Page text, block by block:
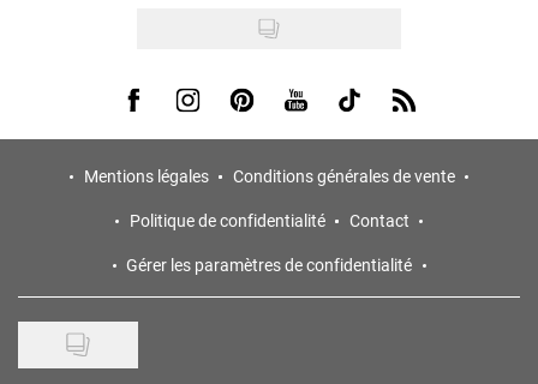
Visit us on Facebook
Visit us on Instagram
Visit us on Pinterest
Visit us on Youtube
Visit us on Tiktok
Visit us on Rss
Mentions légales
Conditions générales de vente
Politique de confidentialité
Contact
Gérer les paramètres de confidentialité